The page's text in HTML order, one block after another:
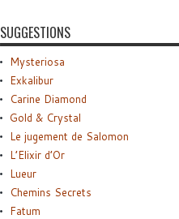
SUGGESTIONS
Mysteriosa
Exkalibur
Carine Diamond
Gold & Crystal
Le jugement de Salomon
L’Elixir d’Or
Lueur
Chemins Secrets
Fatum